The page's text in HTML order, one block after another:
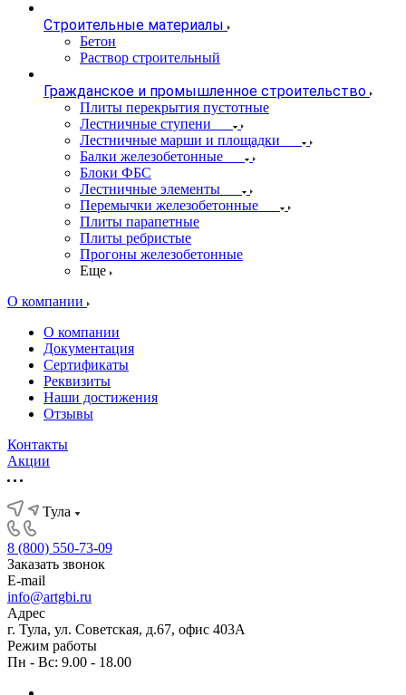
Строительные материалы
Бетон
Раствор строительный
Гражданское и промышленное строительство
Плиты перекрытия пустотные
Лестничные ступени
Лестничные марши и площадки
Балки железобетонные
Блоки ФБС
Лестничные элементы
Перемычки железобетонные
Плиты парапетные
Плиты ребристые
Прогоны железобетонные
Еще
О компании
О компании
Документация
Сертификаты
Реквизиты
Наши достижения
Отзывы
Контакты
Акции
Тула
8 (800) 550-73-09
Заказать звонок
E-mail
info@artgbi.ru
Адрес
г. Тула, ул. Советская, д.67, офис 403А
Режим работы
Пн - Вс: 9.00 - 18.00